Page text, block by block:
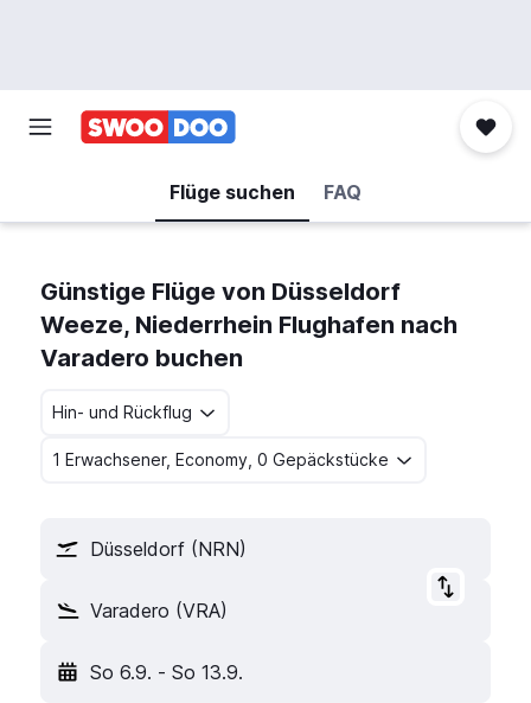
Flüge suchen FAQ
Günstige Flüge von Düsseldorf
Weeze, Niederrhein Flughafen nach
Varadero buchen
Hin- und Rückflug
1 Erwachsener, Economy, 0 Gepäckstücke
Düsseldorf (NRN)
Varadero (VRA)
So 6.9. - So 13.9.